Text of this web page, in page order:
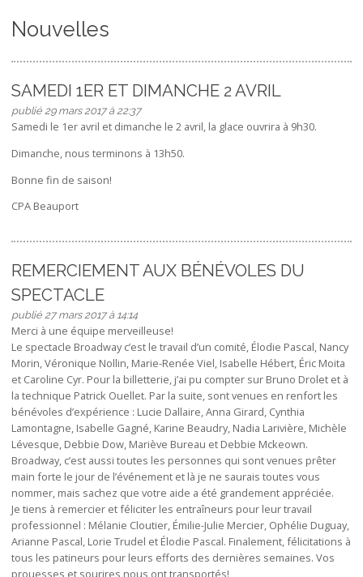
Nouvelles
SAMEDI 1ER ET DIMANCHE 2 AVRIL
publié 29 mars 2017 à 22:37
Samedi le 1er avril et dimanche le 2 avril, la glace ouvrira à 9h30.
Dimanche, nous terminons à 13h50.
Bonne fin de saison!
CPA Beauport
REMERCIEMENT AUX BÉNÉVOLES DU
SPECTACLE
publié 27 mars 2017 à 14:14
Merci à une équipe merveilleuse!
Le spectacle Broadway c’est le travail d’un comité, Élodie Pascal, Nancy
Morin, Véronique Nollin, Marie-Renée Viel, Isabelle Hébert, Éric Moita
et Caroline Cyr. Pour la billetterie, j’ai pu compter sur Bruno Drolet et à
la technique Patrick Ouellet. Par la suite, sont venues en renfort les
bénévoles d’expérience : Lucie Dallaire, Anna Girard, Cynthia
Lamontagne, Isabelle Gagné, Karine Beaudry, Nadia Larivière, Michèle
Lévesque, Debbie Dow, Mariève Bureau et Debbie Mckeown.
Broadway, c’est aussi toutes les personnes qui sont venues prêter
main forte le jour de l’événement et là je ne saurais toutes vous
nommer, mais sachez que votre aide a été grandement appréciée.
Je tiens à remercier et féliciter les entraîneurs pour leur travail
professionnel : Mélanie Cloutier, Émilie-Julie Mercier, Ophélie Duguay,
Arianne Pascal, Lorie Trudel et Élodie Pascal. Finalement, félicitations à
tous les patineurs pour leurs efforts des dernières semaines. Vos
prouesses et sourires nous ont transportés!